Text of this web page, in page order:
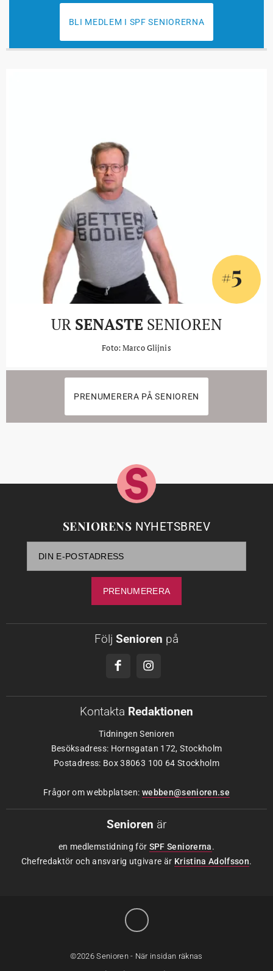
BLI MEDLEM I SPF SENIORERNA
#5
UR SENASTE SENIOREN
Foto: Marco Glijnis
PRENUMERERA PÅ SENIOREN
SENIORENS NYHETSBREV
Följ Senioren på
Kontakta Redaktionen
Tidningen Senioren
Besöksadress: Hornsgatan 172, Stockholm
Postadress: Box 38063 100 64 Stockholm
Frågor om webbplatsen: webben@senioren.se
Senioren är
en medlemstidning för SPF Seniorerna.
Chefredaktör och ansvarig utgivare är Kristina Adolfsson.
©2026 Senioren - När insidan räknas